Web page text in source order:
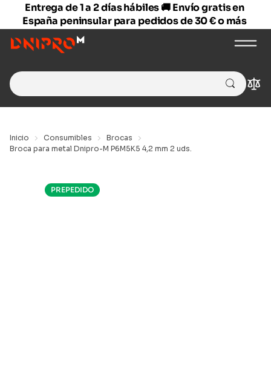
Entrega de 1 a 2 días hábiles 🚚 Envío gratis en
España peninsular para pedidos de 30 € o más
Search
for:
Inicio Consumibles
Brocas
Broca para metal Dnipro-M P6M5K5 4,2 mm 2 uds.
PREPEDIDO